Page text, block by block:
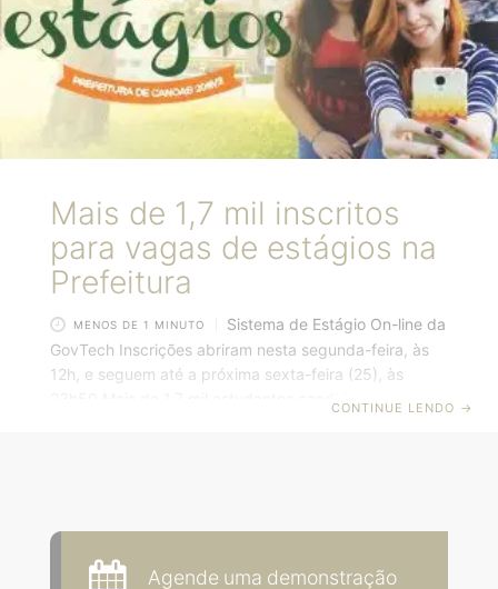
vagas ter 16 anos
Mais de 1,7 mil inscritos
para vagas de estágios na
Prefeitura
MENOS DE 1 MINUTO
Sistema de Estágio On-line da
GovTech Inscrições abriram nesta segunda-feira, às
12h, e seguem até a próxima sexta-feira (25), às
Médio, Técnico e Superior. São requisitos básicos para
os estudantes concorrerem às vagas ter
CONTINUE LENDO →
Agende uma demonstração